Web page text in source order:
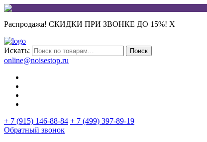
Распродажа! СКИДКИ ПРИ ЗВОНКЕ ДО 15%! X
Искать: Поиск
online@noisestop.ru
+ 7 (915) 146-88-84 + 7 (499) 397-89-19
Обратный звонок